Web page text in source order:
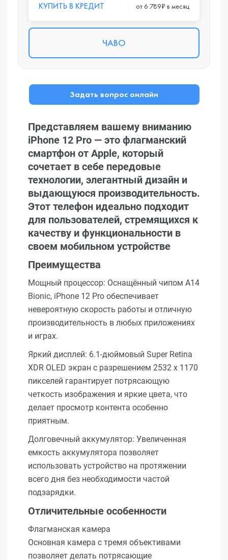
КУПИТЬ В КРЕДИТ от 6 789₽ в месяц
ЧАВО
Задать вопрос онлайн
Представляем вашему вниманию
iPhone 12 Pro — это флагманский
смартфон от Apple, который
сочетает в себе передовые
технологии, элегантный дизайн и
выдающуюся производительность.
Этот телефон идеально подходит
для пользователей, стремящихся к
качеству и функциональности в
своем мобильном устройстве
Преимущества
Мощный процессор: Оснащённый чипом A14
Bionic, iPhone 12 Pro обеспечивает
невероятную скорость работы и отличную
производительность в любых приложениях
и играх.
Яркий дисплей: 6.1-дюймовый Super Retina
XDR OLED экран с разрешением 2532 x 1170
пикселей гарантирует потрясающую
четкость изображения и яркие цвета, что
делает просмотр контента особенно
приятным.
Долговечный аккумулятор: Увеличенная
емкость аккумулятора позволяет
использовать устройство на протяжении
всего дня без необходимости частой
подзарядки.
Отличительные особенности
Флагманская камера
Основная камера с тремя объективами
позволяет делать потрясающие